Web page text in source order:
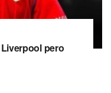
pero